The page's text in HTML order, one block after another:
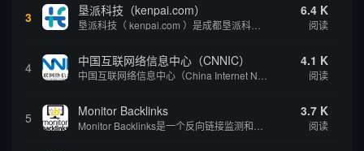
3 垦派科技（kenpai.com） 6.4 K
阅读
4 中国互联网络信息中心（CNNIC） 4.1 K
阅读
5 Monitor Backlinks 3.7 K
阅读